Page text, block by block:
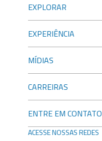
EXPLORAR
EXPERIÊNCIA
MÍDIAS
CARREIRAS
ENTRE EM CONTATO
ACESSE NOSSAS REDES